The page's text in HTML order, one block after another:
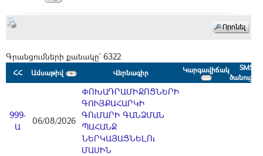
Գրանցումների քանակը` 6322
ՀՀ Ամսաթիվ Վերնագիր Կարգավիճակ
SMS
ծանուցում
999-
Ա
06/08/2026
ՓՈԽԱԴՐԱՄԻՋՈՑՆԵՐԻ
ԳՈՒՅՔԱՀԱՐԿԻ
ԳՈւՄԱՐԻ ԳԱՆՁՄԱՆ
ՊԱՀԱՆՋ
ՆԵՐԿԱՅԱՑՆԵԼՈւ
ՄԱՍԻՆ